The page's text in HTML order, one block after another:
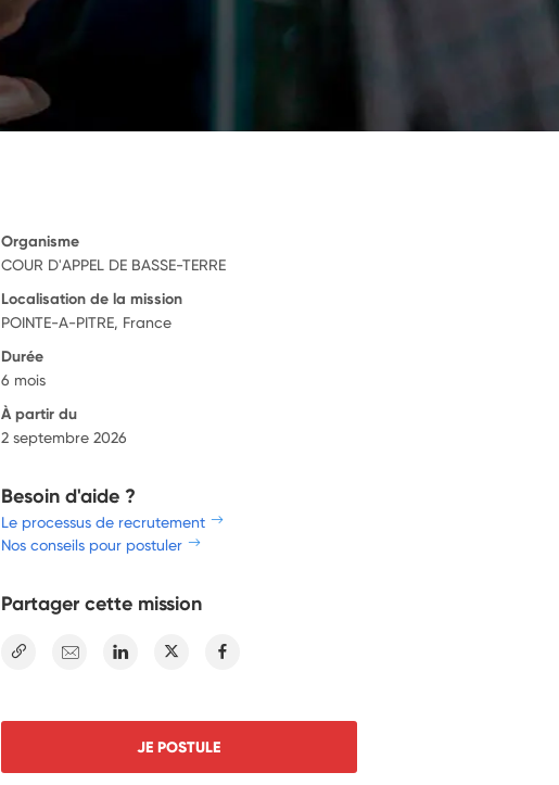
Organisme
COUR D'APPEL DE BASSE-TERRE
Localisation de la mission
POINTE-A-PITRE, France
Durée
6 mois
À partir du
2 septembre 2026
Besoin d'aide ?
Le processus de recrutement
Nos conseils pour postuler
Partager cette mission
E-mail Linkedin Twitter
JE POSTULE